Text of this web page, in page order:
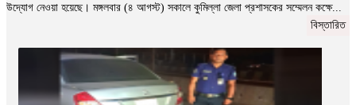
উদ্যোগ নেওয়া হয়েছে। মঙ্গলবার (৪ আগস্ট) সকালে কুমিল্লা জেলা প্রশাসকের সম্মেলন কক্ষে...
বিস্তারিত